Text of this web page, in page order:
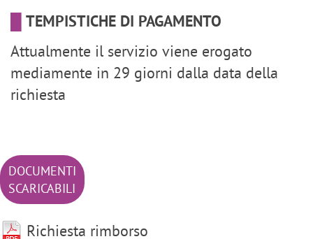
TEMPISTICHE DI PAGAMENTO
Attualmente il servizio viene erogato
mediamente in 29 giorni dalla data della
richiesta
DOCUMENTI
SCARICABILI
Richiesta rimborso